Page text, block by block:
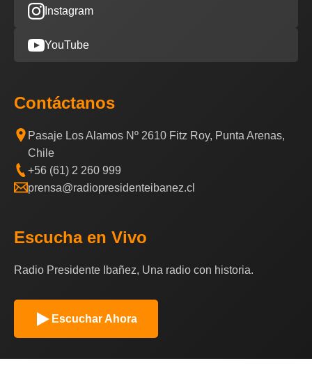
Instagram
YouTube
Contáctanos
Pasaje Los Alamos Nº 2610 Fitz Roy, Punta Arenas,
Chile
+56 (61) 2 260 999
prensa@radiopresidenteibanez.cl
Escucha en Vivo
Radio Presidente Ibañez, Una radio con historia.
Escuchar Ahora